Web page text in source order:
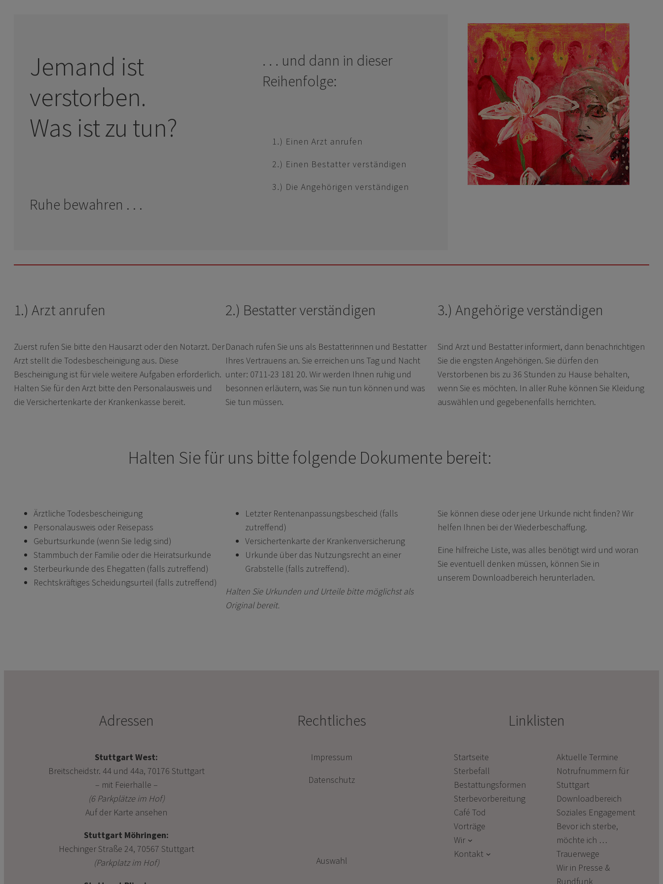
Jemand ist
verstorben.
Was ist zu tun?
Ruhe bewahren . . .
. . . und dann in dieser
Reihenfolge:
1.) Einen Arzt anrufen
2.) Einen Bestatter verständigen
3.) Die Angehörigen verständigen
1.) Arzt anrufen
Zuerst rufen Sie bitte den Hausarzt oder den Notarzt. Der
Arzt stellt die Todesbescheinigung aus. Diese
Bescheinigung ist für viele weitere Aufgaben erforderlich.
Halten Sie für den Arzt bitte den Personalausweis und
die Versichertenkarte der Krankenkasse bereit.
2.) Bestatter verständigen
Danach rufen Sie uns als Bestatterinnen und Bestatter
Ihres Vertrauens an. Sie erreichen uns Tag und Nacht
unter: 0711-23 181 20. Wir werden Ihnen ruhig und
besonnen erläutern, was Sie nun tun können und was
Sie tun müssen.
3.) Angehörige verständigen
Sind Arzt und Bestatter informiert, dann benachrichtigen
Sie die engsten Angehörigen. Sie dürfen den
Verstorbenen bis zu 36 Stunden zu Hause behalten,
wenn Sie es möchten. In aller Ruhe können Sie Kleidung
auswählen und gegebenenfalls herrichten.
Halten Sie für uns bitte folgende Dokumente bereit:
Ärztliche Todesbescheinigung
Personalausweis oder Reisepass
Geburtsurkunde (wenn Sie ledig sind)
Stammbuch der Familie oder die Heiratsurkunde
Sterbeurkunde des Ehegatten (falls zutreffend)
Rechtskräftiges Scheidungsurteil (falls zutreffend)
Letzter Rentenanpassungsbescheid (falls
zutreffend)
Versichertenkarte der Krankenversicherung
Urkunde über das Nutzungsrecht an einer
Grabstelle (falls zutreffend).
Halten Sie Urkunden und Urteile bitte möglichst als
Original bereit.
Sie können diese oder jene Urkunde nicht finden? Wir
helfen Ihnen bei der Wiederbeschaffung.
Eine hilfreiche Liste, was alles benötigt wird und woran
Sie eventuell denken müssen, können Sie in
unserem Downloadbereich herunterladen.
Adressen
Stuttgart West:
Breitscheidstr. 44 und 44a, 70176 Stuttgart
– mit Feierhalle –
(6 Parkplätze im Hof)
Auf der Karte ansehen
Stuttgart Möhringen:
Hechinger Straße 24, 70567 Stuttgart
(Parkplatz im Hof)
Rechtliches
Impressum
Datenschutz
Auswahl
Linklisten
Startseite
Sterbefall
Bestattungsformen
Sterbevorbereitung
Café Tod
Vorträge
Wir
Kontakt
Aktuelle Termine
Notrufnummern für
Stuttgart
Downloadbereich
Soziales Engagement
Bevor ich sterbe,
möchte ich …
Trauerwege
Wir in Presse &
Rundfunk